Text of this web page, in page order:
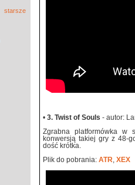
starsze
• 3. Twist of Souls - autor:
Zgrabna platformówka w
konwersją takiej gry z 48-
dość krótka.
Plik do pobrania: ATR XEX